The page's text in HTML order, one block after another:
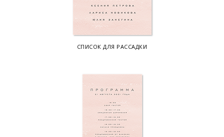
СПИСОК ДЛЯ РАССАДКИ